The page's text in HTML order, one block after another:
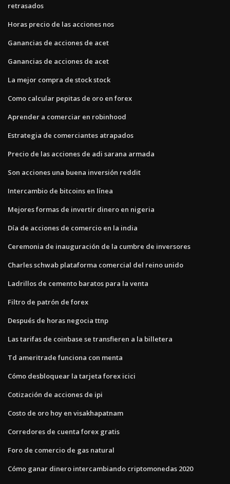
retrasados
Horas precio de las acciones nos
Ganancias de acciones de acet
Ganancias de acciones de acet
La mejor compra de stock stock
Como calcular pepitas de oro en forex
Aprender a comerciar en robinhood
Estrategia de comerciantes atrapados
Precio de las acciones de adi sarana armada
Son acciones una buena inversión reddit
Intercambio de bitcoins en línea
Mejores formas de invertir dinero en nigeria
Día de acciones de comercio en la india
Ceremonia de inauguración de la cumbre de inversores
Charles schwab plataforma comercial del reino unido
Ladrillos de cemento baratos para la venta
Filtro de patrón de forex
Después de horas negocia ttnp
Las tarifas de coinbase se transfieren a la billetera
Td ameritrade funciona con menta
Cómo desbloquear la tarjeta forex icici
Cotización de acciones de ipi
Costo de oro hoy en visakhapatnam
Corredores de cuenta forex gratis
Foro de comercio de gas natural
Cómo ganar dinero intercambiando criptomonedas 2020